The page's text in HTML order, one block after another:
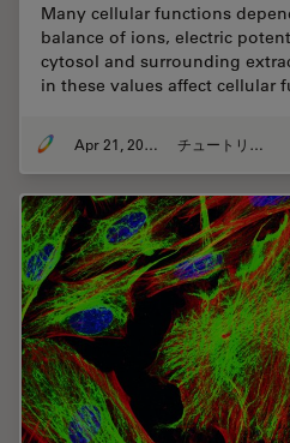
Many cellular functions
balance of ions, electric
cytosol and surrounding
in these values affect cellular
Apr 21, 2026 チュートリアル